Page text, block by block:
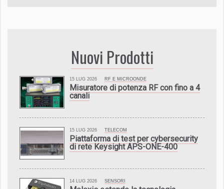
Nuovi Prodotti
15 LUG 2026 RF E MICROONDE
Misuratore di potenza RF con fino a 4
canali
15 LUG 2026 TELECOM
Piattaforma di test per cybersecurity
di rete Keysight APS-ONE-400
14 LUG 2026 SENSORI